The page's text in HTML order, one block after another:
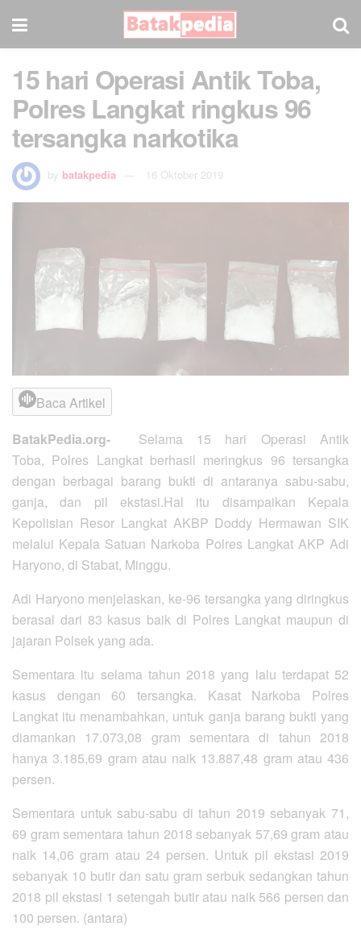
15 hari Operasi Antik Toba,
Polres Langkat ringkus 96
tersangka narkotika
by batakpedia 16 Oktober 2019
Baca Artikel
BatakPedia.org-
Selama 15 hari Operasi Antik
Toba, Polres Langkat berhasil meringkus 96 tersangka
dengan berbagai barang bukti di antaranya sabu-sabu,
ganja, dan pil ekstasi.Hal itu disampaikan Kepala
Kepolisian Resor Langkat AKBP Doddy Hermawan SIK
melalui Kepala Satuan Narkoba Polres Langkat AKP Adi
Haryono, di Stabat, Minggu.
Adi Haryono menjelaskan, ke-96 tersangka yang diringkus
berasal dari 83 kasus baik di Polres Langkat maupun di
jajaran Polsek yang ada.
Sementara itu selama tahun 2018 yang lalu terdapat 52
kasus dengan 60 tersangka. Kasat Narkoba Polres
Langkat itu menambahkan, untuk ganja barang bukti yang
diamankan 17.073,08 gram sementara di tahun 2018
hanya 3.185,69 gram atau naik 13.887,48 gram atau 436
persen.
Sementara untuk sabu-sabu di tahun 2019 sebanyak 71,
69 gram sementara tahun 2018 sebanyak 57,69 gram atau
naik 14,06 gram atau 24 persen. Untuk pil ekstasi 2019
sebanyak 10 butir dan satu gram serbuk sedangkan tahun
2018 pil ekstasi 1 setengah butir atau naik 566 persen dan
100 persen. (antara)